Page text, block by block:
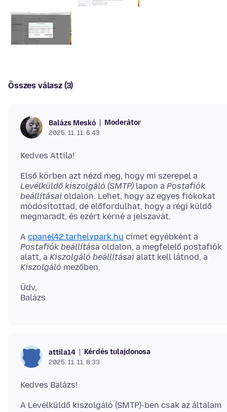
Összes válasz (3)
Balázs Meskó Moderátor
2025. 11. 11. 6:43
Első körben azt nézd meg, hogy mi szerepel a
Levélküldő kiszolgáló (SMTP) lapon a Postafiók
beállításai oldalon. Lehet, hogy az egyes fiókokat
módosítottad, de előfordulhat, hogy a régi küldő
A cpanel42.tarhelypark.hu címet egyébként a
Postafiók beállítása oldalon, a megfelelő postafiók
alatt, a Kiszolgáló beállításai alatt kell látnod, a
Kiszolgáló
Üdv,
attila14 Kérdés tulajdonosa
2025. 11. 11. 8:33
A Levélküldő kiszolgáló (SMTP)-ben csak az általam